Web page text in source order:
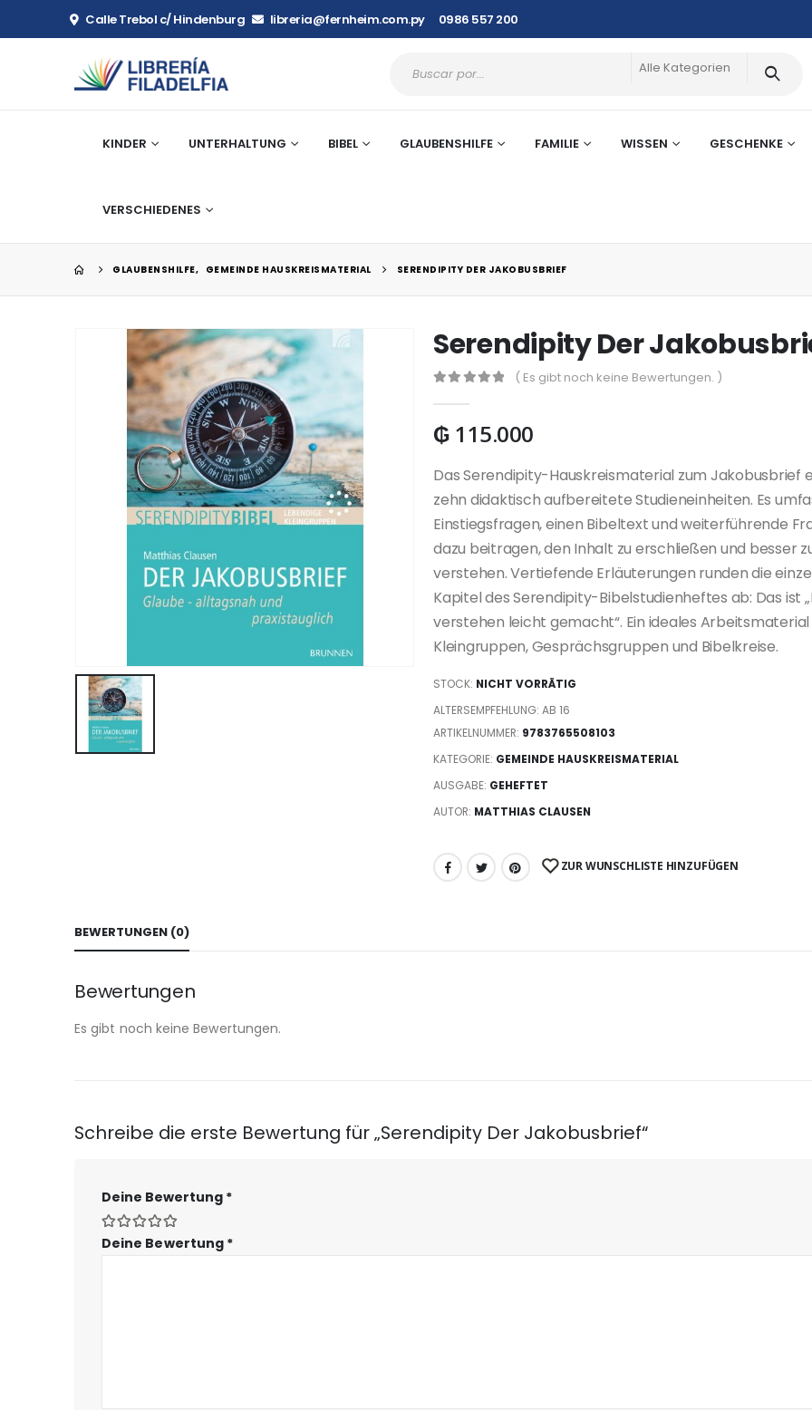
Calle Trebol c/ Hindenburg libreria@fernheim.com.py 0986 557 200
Alle Kategorien
KINDER UNTERHALTUNG BIBEL GLAUBENSHILFE FAMILIE WISSEN GESCHENKE
VERSCHIEDENES
GLAUBENSHILFE, GEMEINDE HAUSKREISMATERIAL SERENDIPITY DER JAKOBUSBRIEF
Serendipity Der
( Es gibt noch keine Bewertungen. )
₲ 115.000
Das Serendipity-Hauskreismaterial zum Jakobusbrief
zehn didaktisch aufbereitete Studieneinheiten. Es
Einstiegsfragen, einen Bibeltext und weiterführende
dazu beitragen, den Inhalt zu erschließen und besser
verstehen. Vertiefende Erläuterungen runden die
Kapitel des Serendipity-Bibelstudienheftes ab: Das ist
verstehen leicht gemacht“. Ein ideales
Kleingruppen, Gesprächsgruppen und Bibelkreise.
STOCK: NICHT VORRÄTIG
ALTERSEMPFEHLUNG: AB 16
ARTIKELNUMMER: 9783765508103
KATEGORIE: GEMEINDE HAUSKREISMATERIAL
AUSGABE: GEHEFTET
AUTOR: MATTHIAS CLAUSEN
ZUR WUNSCHLISTE HINZUFÜGEN
BEWERTUNGEN (0)
Bewertungen
Es gibt noch keine Bewertungen.
Schreibe die erste Bewertung für „Serendipity Der Jakobusbrief“
Deine Bewertung *
Deine Bewertung *